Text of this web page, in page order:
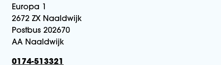
Europa 1
2672 ZX Naaldwijk
Postbus 202670
AA Naaldwijk
0174-513321